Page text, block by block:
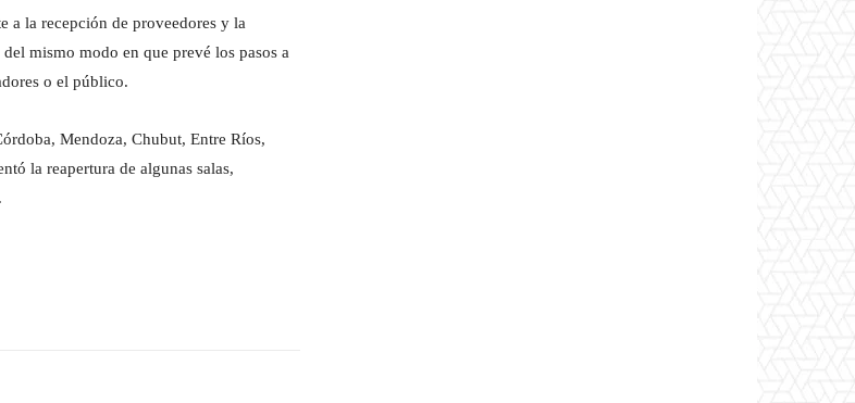
a la recepción de proveedores y la
mismo modo en que prevé los pasos a
o el público.
Mendoza, Chubut, Entre Ríos,
la reapertura de algunas salas,